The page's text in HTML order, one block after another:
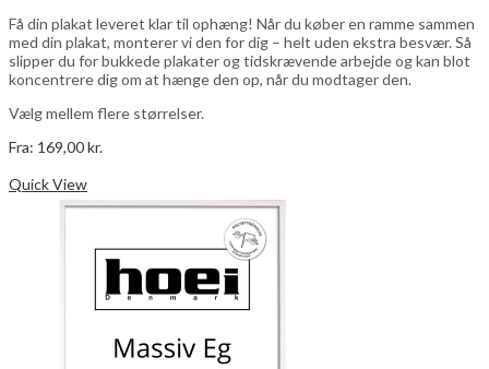
Få din plakat leveret klar til ophæng! Når du køber en ramme sammen
med din plakat, monterer vi den for dig – helt uden ekstra besvær. Så
slipper du for bukkede plakater og tidskrævende arbejde og kan blot
koncentrere dig om at hænge den op, når du modtager den.
Vælg mellem flere størrelser.
Fra: 169,00kr.
har
kan
vælges
på
Quick View